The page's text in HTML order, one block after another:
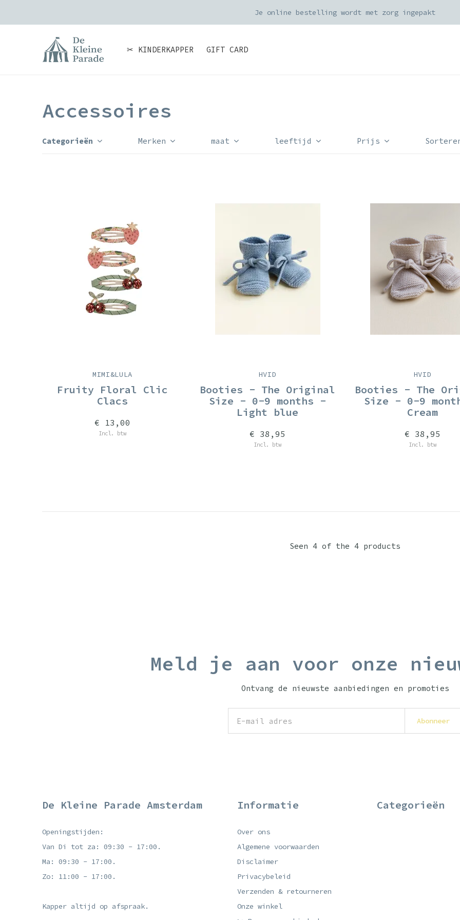
✂ KINDERKAPPER GIFT CARD
Je online bestelling wordt met zorg ingepakt
Accessoires
Categorieën Merken maat leeftijd Prijs
MIMI&LULA
Fruity Floral Clic
Clacs
€ 13,00
Incl. btw
HVID
Booties - The Original
Size - 0-9 months -
Light blue
€ 38,95
Incl. btw
HVID
Booties - The
Size - 0-9
Cream
€ 38,95
Incl. btw
Seen 4 of the 4 products
Meld je aan voor onze
Ontvang de nieuwste aanbiedingen en promoties
Abonneer
De Kleine Parade Amsterdam
Openingstijden:
Van Di tot za: 09:30 - 17:00.
Ma: 09:30 - 17:00.
Zo: 11:00 - 17:00.
Kapper altijd op afspraak.
Informatie
Over ons
Algemene voorwaarden
Disclaimer
Privacybeleid
Verzenden & retourneren
Onze winkel
Categorieën